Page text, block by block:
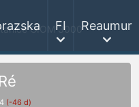
GIOM 3000
FI Reaumur
(-46 d)